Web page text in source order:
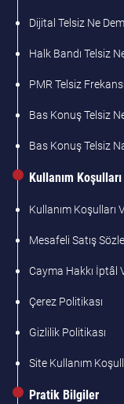
Dijital Telsiz Ne
Halk Bandı Telsiz
PMR Telsiz
Bas Konuş Telsiz
Bas Konuş Telsiz
Kullanım Koşulları
Kullanım Koşulları
Mesafeli Satış
Cayma Hakkı İptâl
Çerez Politikası
Gizlilik Politikası
Site Kullanım
Pratik Bilgiler